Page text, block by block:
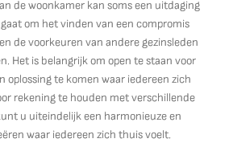
de woonkamer kan soms een uitdaging
om het vinden van een compromis
de voorkeuren van andere gezinsleden
Het is belangrijk om open te staan voor
oplossing te komen waar iedereen zich
rekening te houden met verschillende
u uiteindelijk een harmonieuze en
waar iedereen zich thuis voelt.